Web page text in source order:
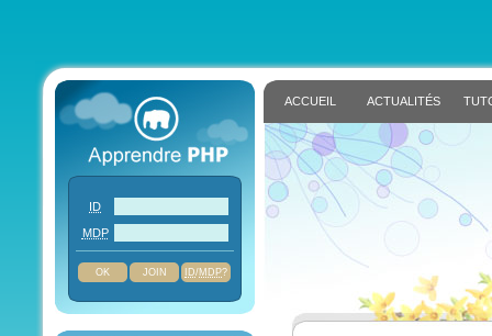
ACCUEIL ACTUALITÉS
ID
MDP
JOIN ID/MDP?